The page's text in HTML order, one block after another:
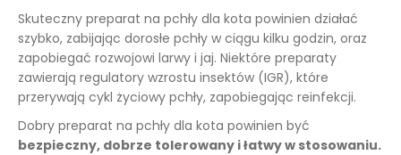
Skuteczny preparat na pchły dla kota powinien działać
szybko, zabijając dorosłe pchły w ciągu kilku godzin, oraz
zapobiegać rozwojowi larwy i jaj. Niektóre preparaty
zawierają regulatory wzrostu insektów (IGR), które
przerywają cykl życiowy pchły, zapobiegając reinfekcji.
Dobry preparat na pchły dla kota powinien być
bezpieczny, dobrze tolerowany i łatwy w stosowaniu.